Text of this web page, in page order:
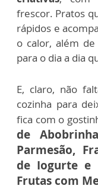
frescor. Pratos
rápidos e
o calor, além
para o dia a dia
E, claro, não
cozinha para
fica com o
de
Parmesão,
de Iogurte e
Frutas com